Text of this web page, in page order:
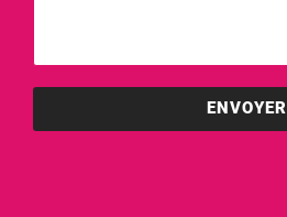
ENVOYER